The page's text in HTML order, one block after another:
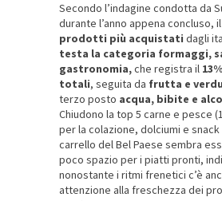
Secondo l’indagine condotta da
durante l’anno appena concluso, il
prodotti più acquistati dagli
testa la categoria formaggi,
gastronomia,che registra il
totali, seguita da frutta e
terzo posto acqua, bibite e
Chiudono la top 5 carne e pesce
per la colazione, dolciumi e snack
carrello del Bel Paese sembra
poco spazio per i piatti pronti,
nonostante i ritmi frenetici c’è
attenzione alla freschezza dei